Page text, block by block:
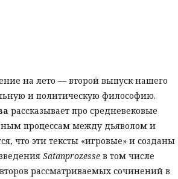
на лето — второй выпуск нашего
и политическую философию.
рассказывает про средневековые
процессам между дьяволом и
что эти тексты «игровые» и созданы
Satanprozesse в том числе
рассматриваемых сочинений в